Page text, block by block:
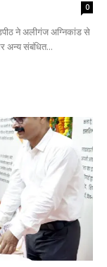
0
ने अलीगंज अग्निकांड से
अन्य संबंधित...